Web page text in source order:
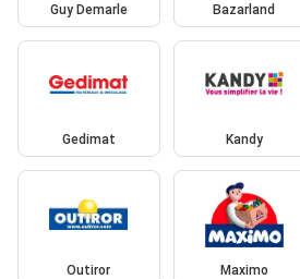
Guy Demarle Bazarland
Gedimat Kandy
Outiror Maximo